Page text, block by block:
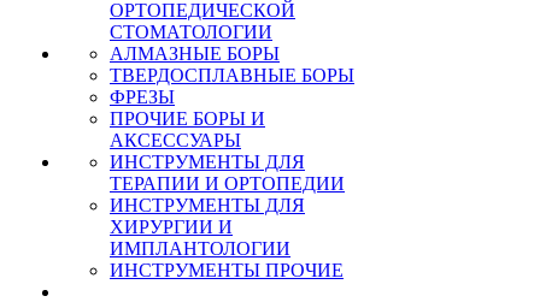
ОРТОПЕДИЧЕСКОЙ
СТОМАТОЛОГИИ
АЛМАЗНЫЕ БОРЫ
ТВЕРДОСПЛАВНЫЕ БОРЫ
ФРЕЗЫ
ПРОЧИЕ БОРЫ И
АКСЕССУАРЫ
ИНСТРУМЕНТЫ ДЛЯ
ТЕРАПИИ И ОРТОПЕДИИ
ИНСТРУМЕНТЫ ДЛЯ
ХИРУРГИИ И
ИМПЛАНТОЛОГИИ
ИНСТРУМЕНТЫ ПРОЧИЕ